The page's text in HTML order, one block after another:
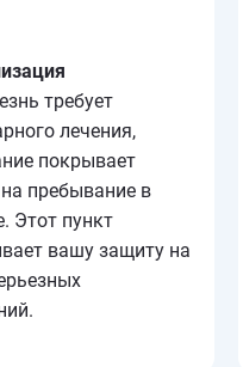
требует
лечения,
покрывает
пребывание в
Этот пункт
вашу защиту на